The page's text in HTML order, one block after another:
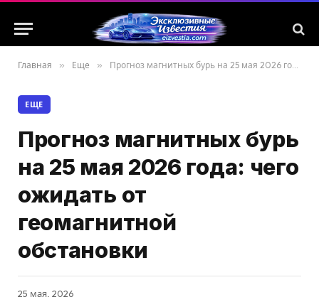
Главная » Еще » Прогноз магнитных бурь на 25 мая 2026 года: чего ожидать от геомагнитной обстановки
ЕЩЕ
Прогноз магнитных бурь
на 25 мая 2026 года: чего
ожидать от
геомагнитной
обстановки
25 мая, 2026